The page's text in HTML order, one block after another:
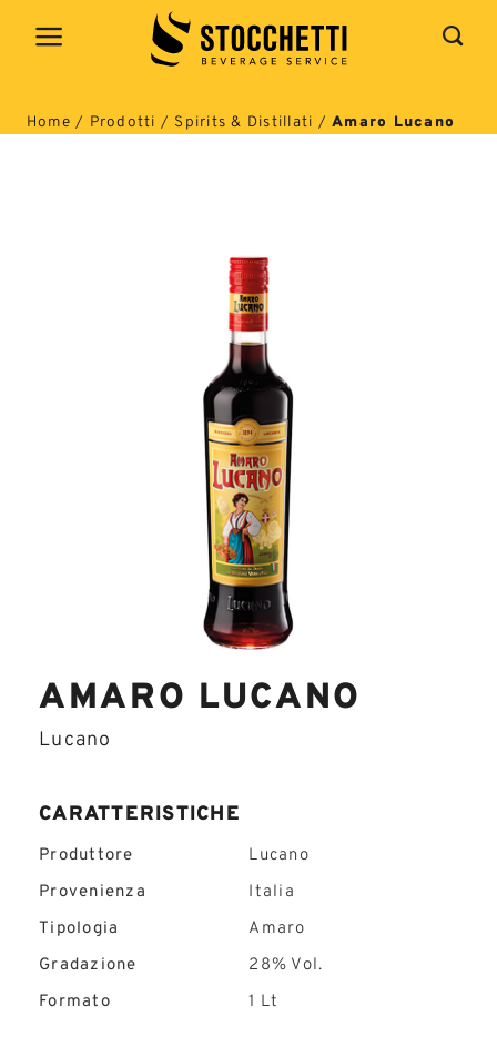
Home / Prodotti / Spirits & Distillati /Amaro Lucano
AMARO LUCANO
Lucano
CARATTERISTICHE
Produttore
Lucano
Provenienza
Italia
Tipologia
Amaro
Gradazione
28% Vol.
Formato
1 Lt